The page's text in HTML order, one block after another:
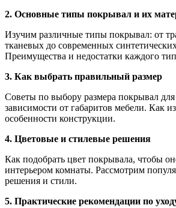
2. Основные типы покрывал и их
Изучим различные типы покрывал: от
тканевых до современных
Преимущества и недостатки каждого
3. Как выбрать правильный размер
Советы по выбору размера покрывал для
зависимости от габаритов мебели. Как
особенности конструкции.
4. Цветовые и стилевые решения
Как подобрать цвет покрывала, чтобы
интерьером комнаты. Рассмотрим
решения и стили.
5. Практические рекомендации по